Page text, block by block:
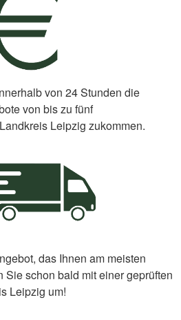
von 24 Stunden die
von bis zu fünf
Leipzig zukommen.
das Ihnen am meisten
Sie schon bald mit einer geprüften
Leipzig um!